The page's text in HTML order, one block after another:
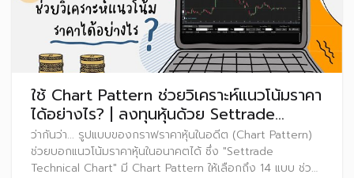
ใช้ Chart Pattern ช่วยวิเคราะห์แนวโน้มราคา
ได้อย่างไร? | ลงทุนหุ้นด้วย Settrade
Streaming EP.14
ว่ากันว่า... รูปแบบของกราฟราคาหุ้นในอดีต (Chart Pattern)
ช่วยบอกแนวโน้มราคาหุ้นในอนาคตได้ ซึ่ง "Settrade
Technical Chart" มี Chart Pattern ให้เลือกถึง 14 แบบ ช่วย